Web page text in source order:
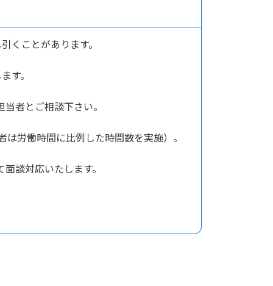
くことがあります。
いします。
者とご相談下さい。
労働時間に比例した時間数を実施）。
談対応いたします。